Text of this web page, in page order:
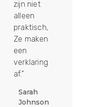
zijn niet
alleen
praktisch,
Ze maken
een
verklaring
af.”
Sarah
Johnson